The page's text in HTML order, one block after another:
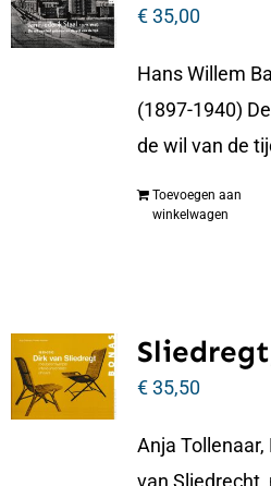
€35,00
Hans Willem
(1897-1940)
de wil van de
Toevoegen aan
winkelwagen
€35,50
Anja
van Sliedrecht,